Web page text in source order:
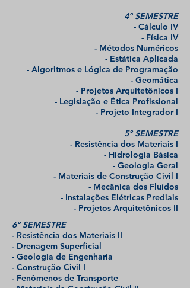
4º SEMESTRE
- Cálculo IV
- Física IV
- Métodos Numéricos
- Estática Aplicada
- Algoritmos e Lógica de Programação
- Geomática
- Projetos Arquitetônicos I
- Legislação e Ética Profissional
- Projeto Integrador I
5º SEMESTRE
- Resistência dos Materiais I
- Hidrologia Básica
- Geologia Geral
- Materiais de Construção Civil I
- Mecânica dos Fluídos
- Instalações Elétricas Prediais
- Projetos Arquitetônicos II
6º SEMESTRE
- Resistência dos Materiais II
- Drenagem Superficial
- Geologia de Engenharia
- Construção Civil I
- Fenômenos de Transporte